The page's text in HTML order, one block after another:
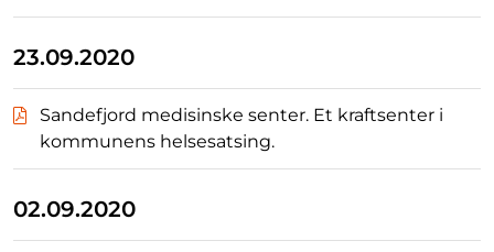
23.09.2020
Sandefjord medisinske senter. Et kraftsenter i
kommunens helsesatsing.
02.09.2020